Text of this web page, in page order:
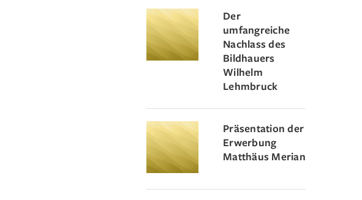
Der
umfangreiche
Nachlass des
Bildhauers
Wilhelm
Lehmbruck
Präsentation der
Erwerbung
Matthäus Merian